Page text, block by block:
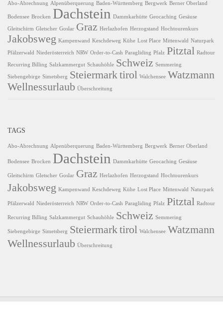
Abo-Abrechnung Alpenüberquerung Baden-Württemberg Bergwerk Berner Oberland
Bodensee Brocken Dachstein Dammkarhütte Geocaching Gesäuse
Gleitschirm Gletscher Goslar Graz Herlazhofen Herzogstand Hochtourenkurs
Jakobsweg Kampenwand Keschdeweg Kühe Lost Place Mittenwald Naturpark
Pfälzerwald Niederösterreich NRW Order-to-Cash Paragliding Pfalz Pitztal Radtour
Recurring Billing Salzkammergut Schauhöhle Schweiz Semmering
Siebengebirge Simetsberg Steiermarktirol Walchensee Watzmann
Wellnessurlaub Überschreitung
TAGS
Abo-Abrechnung Alpenüberquerung Baden-Württemberg Bergwerk Berner Oberland
Bodensee Brocken Dachstein Dammkarhütte Geocaching Gesäuse
Gleitschirm Gletscher Goslar Graz Herlazhofen Herzogstand Hochtourenkurs
Jakobsweg Kampenwand Keschdeweg Kühe Lost Place Mittenwald Naturpark
Pfälzerwald Niederösterreich NRW Order-to-Cash Paragliding Pfalz Pitztal Radtour
Recurring Billing Salzkammergut Schauhöhle Schweiz Semmering
Siebengebirge Simetsberg Steiermarktirol Walchensee Watzmann
Wellnessurlaub Überschreitung